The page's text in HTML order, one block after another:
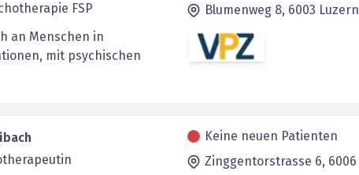
FSP
an Menschen in
mit psychischen
Blumenweg 8, 6003 Luzern
Keine neuen Patienten
Zinggentorstrasse 6, 6006